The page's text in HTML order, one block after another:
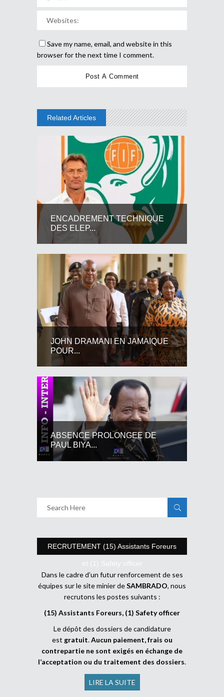
Save my name, email, and website in this
browser for the next time I comment.
Related Articles
ENCADREMENT TECHNIQUE
DES ELEP...
JOHN DRAMANI EN JAMAIQUE
POUR...
ABSENCE PROLONGEE DE
PAUL BIYA...
RECRUTEMENT (15) Assistants Foreurs
et (1) Safety officer
Dans le cadre d’un futur renforcement de ses
équipes sur le site minier deSAMBRADO, nous
recrutons les postes suivants :
(15) Assistants Foreurs, (1) Safety officer
Le dépôt des dossiers de candidature
est gratuit.Aucun paiement, frais ou
contrepartie ne sont exigés en échange de
l’acceptation ou du traitement des dossiers.
LIRE LA SUITE